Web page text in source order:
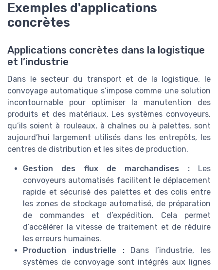
Exemples d'applications
concrètes
Applications concrètes dans la logistique
et l’industrie
Dans le secteur du transport et de la logistique, le
convoyage automatique s’impose comme une solution
incontournable pour optimiser la manutention des
produits et des matériaux. Les systèmes convoyeurs,
qu’ils soient à rouleaux, à chaînes ou à palettes, sont
aujourd’hui largement utilisés dans les entrepôts, les
centres de distribution et les sites de production.
Gestion des flux de marchandises :Les
convoyeurs automatisés facilitent le déplacement
rapide et sécurisé des palettes et des colis entre
les zones de stockage automatisé, de préparation
de commandes et d’expédition. Cela permet
d’accélérer la vitesse de traitement et de réduire
les erreurs humaines.
Production industrielle :Dans l’industrie, les
systèmes de convoyage sont intégrés aux lignes